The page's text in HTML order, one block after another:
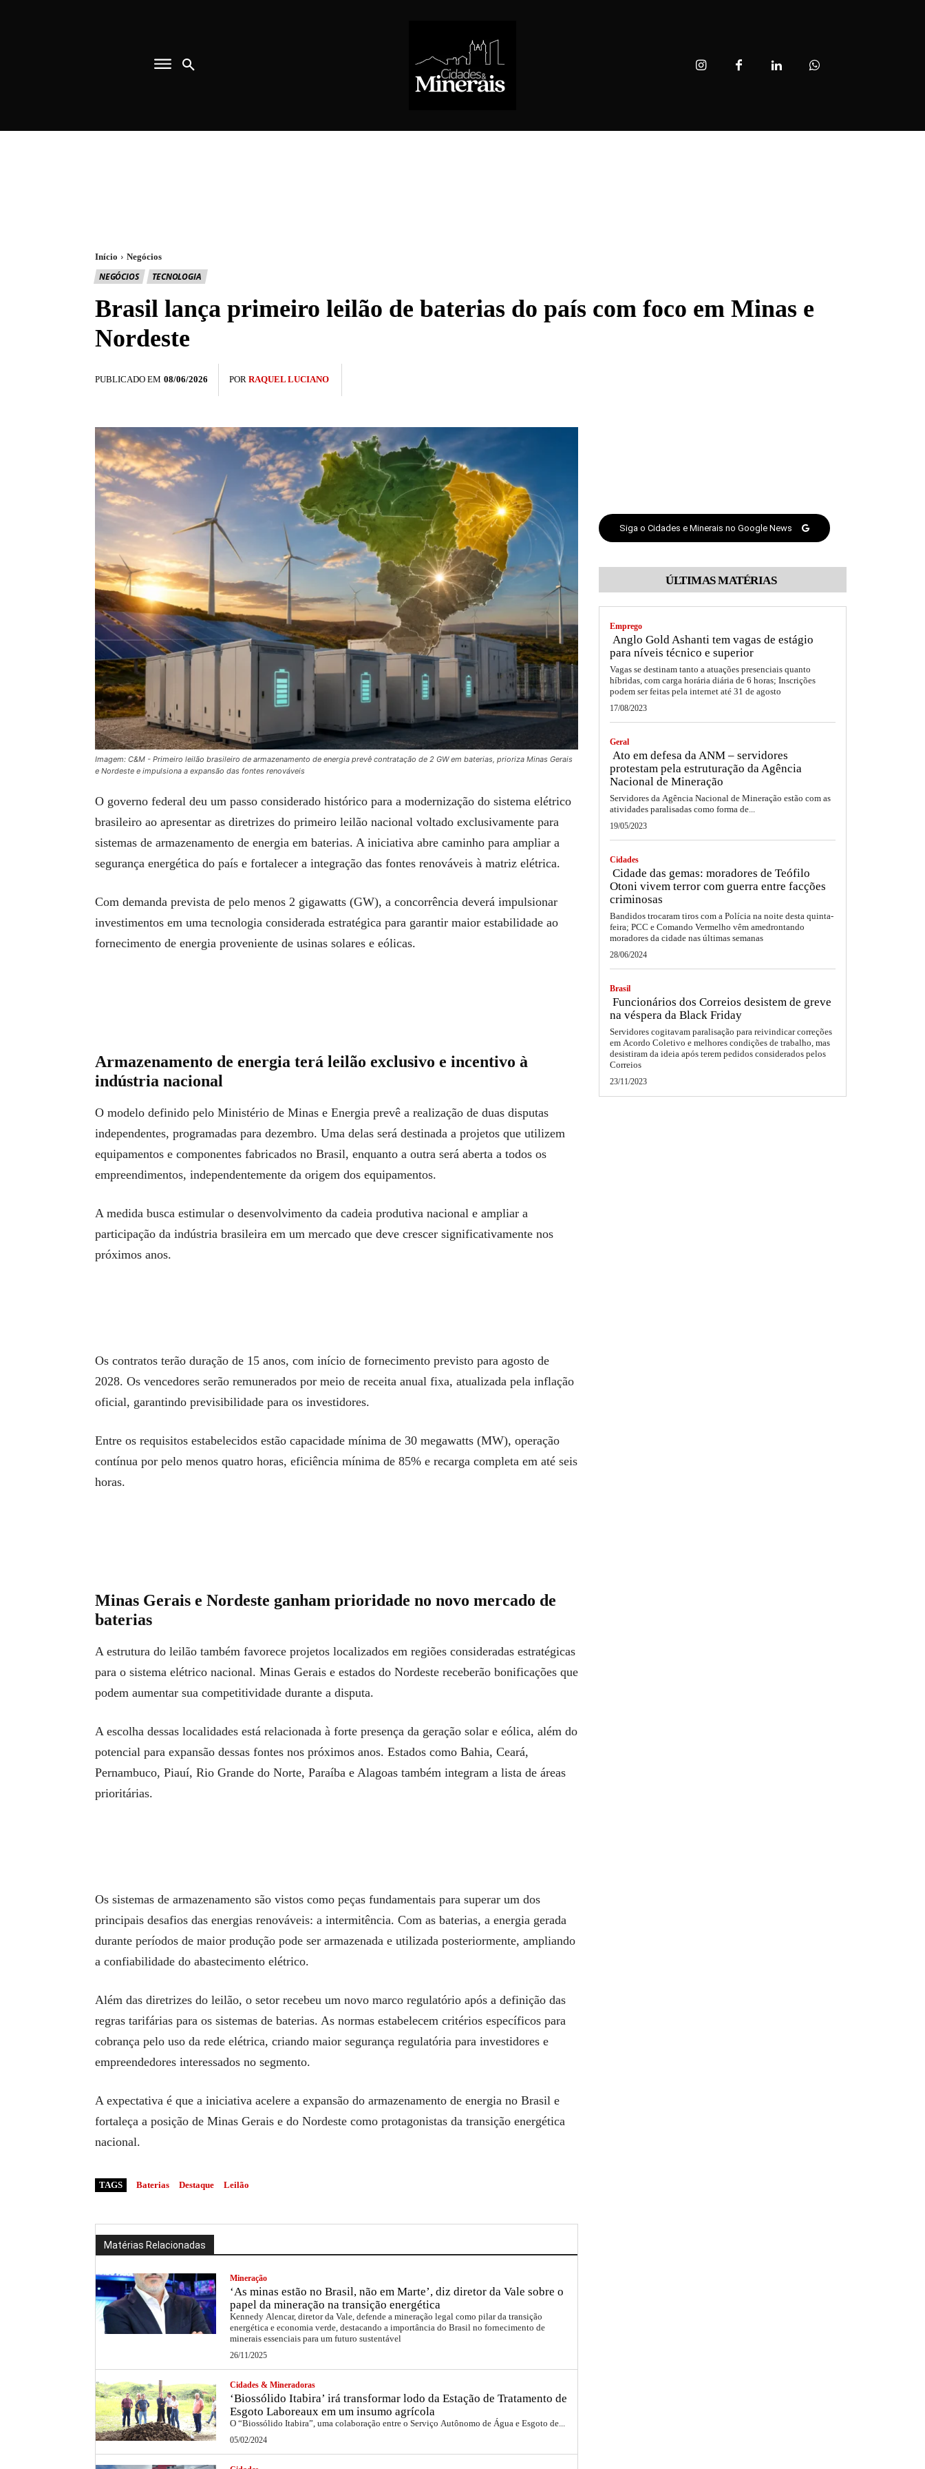
Início Negócios
NEGÓCIOS TECNOLOGIA
Brasil lança primeiro leilão de baterias do país com foco em Minas e
Nordeste
PUBLICADO EM 08/06/2026 POR RAQUEL LUCIANO
Imagem: C&M - Primeiro leilão brasileiro de armazenamento de energia prevê contratação de 2 GW em baterias, prioriza Minas Gerais
e Nordeste e impulsiona a expansão das fontes renováveis
O governo federal deu um passo considerado histórico para a modernização do sistema elétrico
brasileiro ao apresentar as diretrizes do primeiro leilão nacional voltado exclusivamente para
sistemas de armazenamento de energia em baterias. A iniciativa abre caminho para ampliar a
segurança energética do país e fortalecer a integração das fontes renováveis à matriz elétrica.
Com demanda prevista de pelo menos 2 gigawatts (GW), a concorrência deverá impulsionar
investimentos em uma tecnologia considerada estratégica para garantir maior estabilidade ao
fornecimento de energia proveniente de usinas solares e eólicas.
Armazenamento de energia terá leilão exclusivo e incentivo à
indústria nacional
O modelo definido pelo Ministério de Minas e Energia prevê a realização de duas disputas
independentes, programadas para dezembro. Uma delas será destinada a projetos que utilizem
equipamentos e componentes fabricados no Brasil, enquanto a outra será aberta a todos os
empreendimentos, independentemente da origem dos equipamentos.
A medida busca estimular o desenvolvimento da cadeia produtiva nacional e ampliar a
participação da indústria brasileira em um mercado que deve crescer significativamente nos
próximos anos.
Os contratos terão duração de 15 anos, com início de fornecimento previsto para agosto de
2028. Os vencedores serão remunerados por meio de receita anual fixa, atualizada pela inflação
oficial, garantindo previsibilidade para os investidores.
Entre os requisitos estabelecidos estão capacidade mínima de 30 megawatts (MW), operação
contínua por pelo menos quatro horas, eficiência mínima de 85% e recarga completa em até seis
horas.
Minas Gerais e Nordeste ganham prioridade no novo mercado de
baterias
A estrutura do leilão também favorece projetos localizados em regiões consideradas estratégicas
para o sistema elétrico nacional. Minas Gerais e estados do Nordeste receberão bonificações que
podem aumentar sua competitividade durante a disputa.
A escolha dessas localidades está relacionada à forte presença da geração solar e eólica, além do
potencial para expansão dessas fontes nos próximos anos. Estados como Bahia, Ceará,
Pernambuco, Piauí, Rio Grande do Norte, Paraíba e Alagoas também integram a lista de áreas
prioritárias.
Os sistemas de armazenamento são vistos como peças fundamentais para superar um dos
principais desafios das energias renováveis: a intermitência. Com as baterias, a energia gerada
durante períodos de maior produção pode ser armazenada e utilizada posteriormente, ampliando
a confiabilidade do abastecimento elétrico.
Além das diretrizes do leilão, o setor recebeu um novo marco regulatório após a definição das
regras tarifárias para os sistemas de baterias. As normas estabelecem critérios específicos para
cobrança pelo uso da rede elétrica, criando maior segurança regulatória para investidores e
empreendedores interessados no segmento.
A expectativa é que a iniciativa acelere a expansão do armazenamento de energia no Brasil e
fortaleça a posição de Minas Gerais e do Nordeste como protagonistas da transição energética
nacional.
TAGS Baterias Destaque Leilão
Matérias Relacionadas
Mineração
‘As minas estão no Brasil, não em Marte’, diz diretor da Vale sobre o
papel da mineração na transição energética
Kennedy Alencar, diretor da Vale, defende a mineração legal como pilar da transição
energética e economia verde, destacando a importância do Brasil no fornecimento de
minerais essenciais para um futuro sustentável
26/11/2025
Cidades & Mineradoras
‘Biossólido Itabira’ irá transformar lodo da Estação de Tratamento de
Esgoto Laboreaux em um insumo agrícola
O “Biossólido Itabira”, uma colaboração entre o Serviço Autônomo de Água e Esgoto de...
05/02/2024
Siga o Cidades e Minerais no Google News
ÚLTIMAS MATÉRIAS
Emprego
Anglo Gold Ashanti tem vagas de estágio
para níveis técnico e superior
Vagas se destinam tanto a atuações presenciais quanto
híbridas, com carga horária diária de 6 horas; Inscrições
podem ser feitas pela internet até 31 de agosto
17/08/2023
Geral
Ato em defesa da ANM – servidores
protestam pela estruturação da Agência
Nacional de Mineração
Servidores da Agência Nacional de Mineração estão com as
atividades paralisadas como forma de...
19/05/2023
Cidades
Cidade das gemas: moradores de Teófilo
Otoni vivem terror com guerra entre facções
criminosas
Bandidos trocaram tiros com a Polícia na noite desta quinta-
feira; PCC e Comando Vermelho vêm amedrontando
moradores da cidade nas últimas semanas
28/06/2024
Brasil
Funcionários dos Correios desistem de greve
na véspera da Black Friday
Servidores cogitavam paralisação para reivindicar correções
em Acordo Coletivo e melhores condições de trabalho, mas
desistiram da ideia após terem pedidos considerados pelos
Correios
23/11/2023